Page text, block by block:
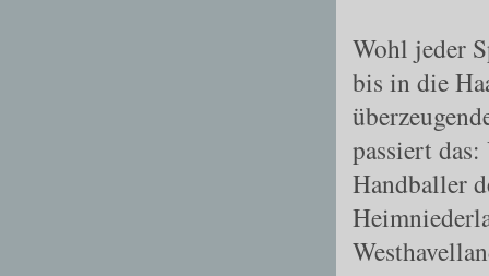
Wohl jeder
bis in die
passiert
Handballer